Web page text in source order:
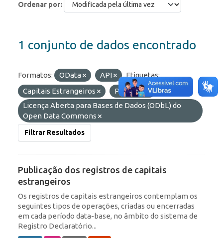
Ordenar por
1 conjunto de dados encontrado
Formatos: OData API
Etiquetas:
Capitais Estrangeiros
Portfólio
Licenças:
Licença Aberta para Bases de Dados (ODbL) do
Open Data Commons
Filtrar Resultados
Publicação dos registros de capitais
estrangeiros
Os registros de capitais estrangeiros contemplam os
seguintes tipos de operações, criadas ou encerradas
em cada período data-base, no âmbito do sistema de
Registro Declaratório...